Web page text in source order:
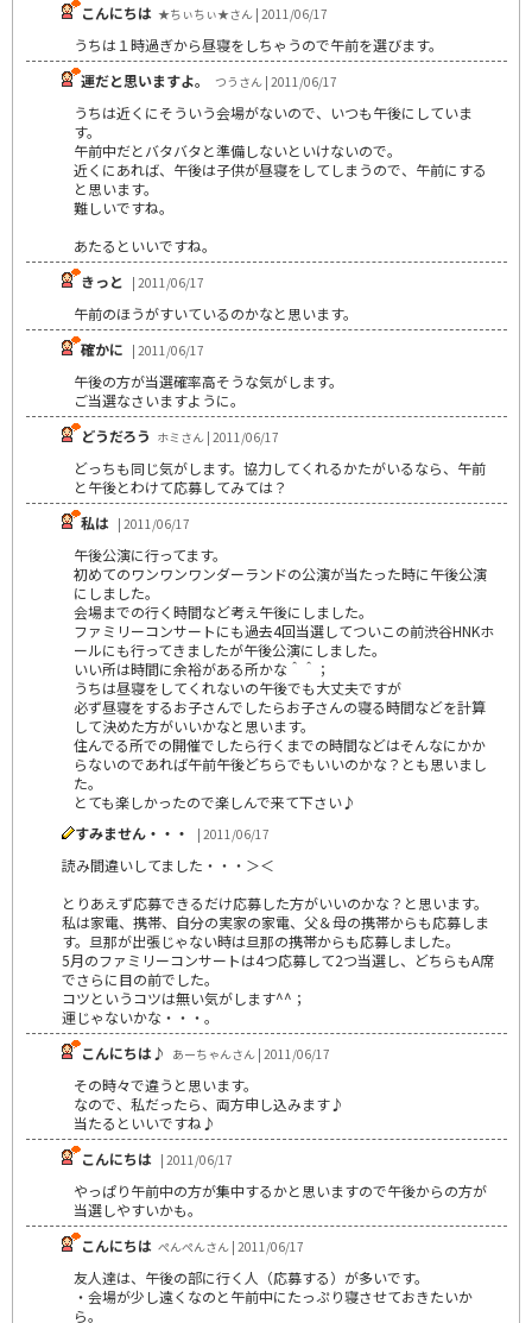
こんにちは ★ちぃちぃ★さん | 2011/06/17
うちは１時過ぎから昼寝をしちゃうので午前を選びます。
運だと思いますよ。
つうさん | 2011/06/17
うちは近くにそういう会場がないので、いつも午後にしていま
す。
午前中だとバタバタと準備しないといけないので。
近くにあれば、午後は子供が昼寝をしてしまうので、午前にする
と思います。
難しいですね。
あたるといいですね。
きっと
| 2011/06/17
午前のほうがすいているのかなと思います。
確かに | 2011/06/17
午後の方が当選確率高そうな気がします。
ご当選なさいますように。
どうだろう ホミさん | 2011/06/17
どっちも同じ気がします。協力してくれるかたがいるなら、午前
と午後とわけて応募してみては？
私は | 2011/06/17
午後公演に行ってます。
初めてのワンワンワンダーランドの公演が当たった時に午後公演
にしました。
会場までの行く時間など考え午後にしました。
ファミリーコンサートにも過去4回当選してついこの前渋谷HNKホ
ールにも行ってきましたが午後公演にしました。
いい所は時間に余裕がある所かな＾＾；
うちは昼寝をしてくれないの午後でも大丈夫ですが
必ず昼寝をするお子さんでしたらお子さんの寝る時間などを計算
して決めた方がいいかなと思います。
住んでる所での開催でしたら行くまでの時間などはそんなにかか
らないのであれば午前午後どちらでもいいのかな？とも思いまし
た。
とても楽しかったので楽しんで来て下さい♪
すみません・・・
| 2011/06/17
読み間違いしてました・・・＞＜
とりあえず応募できるだけ応募した方がいいのかな？と思います。
私は家電、携帯、自分の実家の家電、父＆母の携帯からも応募しま
す。旦那が出張じゃない時は旦那の携帯からも応募しました。
5月のファミリーコンサートは4つ応募して2つ当選し、どちらもA席
でさらに目の前でした。
コツというコツは無い気がします^^；
運じゃないかな・・・。
こんにちは♪ あーちゃんさん | 2011/06/17
その時々で違うと思います。
なので、私だったら、両方申し込みます♪
当たるといいですね♪
こんにちは | 2011/06/17
やっぱり午前中の方が集中するかと思いますので午後からの方が
当選しやすいかも。
こんにちは ぺんぺんさん | 2011/06/17
友人達は、午後の部に行く人（応募する）が多いです。
・会場が少し遠くなのと午前中にたっぷり寝させておきたいか
ら。